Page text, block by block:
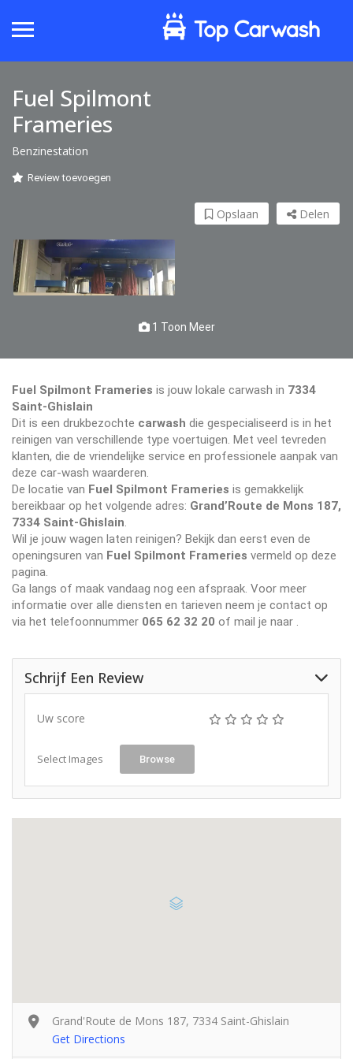
Fuel Spilmont
Frameries
Benzinestation
Review toevoegen
Delen
Opslaan
1 Toon Meer
Fuel Spilmont Frameries is jouw lokale carwash in 7334
Saint-Ghislain
Dit is een drukbezochte carwash die gespecialiseerd is in het
reinigen van verschillende type voertuigen. Met veel tevreden
klanten, die de vriendelijke service en professionele aanpak van
deze car-wash waarderen.
De locatie van Fuel Spilmont Frameries is gemakkelijk
bereikbaar op het volgende adres: Grand’Route de Mons 187,
7334 Saint-Ghislain
Wil je jouw wagen laten reinigen? Bekijk dan eerst even de
openingsuren van Fuel Spilmont Frameries vermeld op deze
pagina.
Ga langs of maak vandaag nog een afspraak. Voor meer
informatie over alle diensten en tarieven neem je contact op
via het telefoonnummer 065 62 32 20 of mail je naar
Schrijf Een Review
Uw score
Select Images Browse
Grand'Route de Mons 187, 7334 Saint-Ghislain
Get Directions